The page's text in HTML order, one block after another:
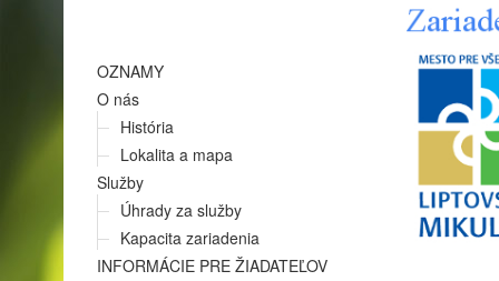
OZNAMY
O nás
História
Lokalita a mapa
Služby
Úhrady za služby
Kapacita zariadenia
INFORMÁCIE PRE ŽIADATEĽOV